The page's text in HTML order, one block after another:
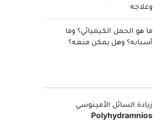
وعلاجه
ما هو الحمل الكيميائي؟ وما
أسبابه؟ وهل يمكن منعه؟
زيادة السائل الأمينوسي
Polyhydramnios